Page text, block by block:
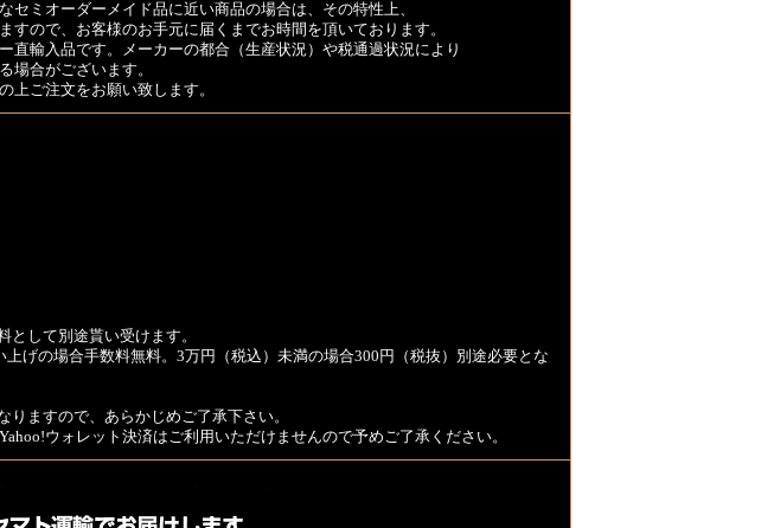
セミオーダーメイド品に近い商品の場合は、その特性上、
すので、お客様のお手元に届くまでお時間を頂いております。
直輸入品です。メーカーの都合（生産状況）や税通過状況により
場合がございます。
上ご注文をお願い致します。
して別途貰い受けます。
げの場合手数料無料。3万円（税込）未満の場合300円（税抜）別途必要とな
ますので、あらかじめご了承下さい。
ウォレット決済はご利用いただけませんので予めご了承ください。